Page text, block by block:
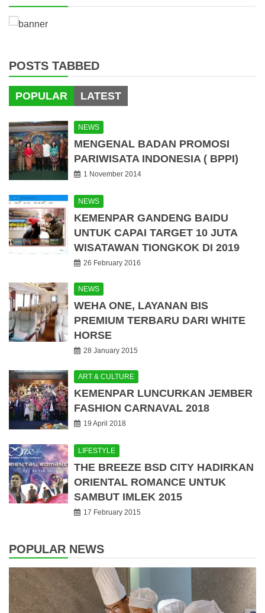
POSTS TABBED
POPULAR LATEST
NEWS
MENGENAL BADAN PROMOSI
PARIWISATA INDONESIA ( BPPI)
1 November 2014
NEWS
KEMENPAR GANDENG BAIDU
UNTUK CAPAI TARGET 10 JUTA
WISATAWAN TIONGKOK DI 2019
26 February 2016
NEWS
WEHA ONE, LAYANAN BIS
PREMIUM TERBARU DARI WHITE
HORSE
28 January 2015
ART & CULTURE
KEMENPAR LUNCURKAN JEMBER
FASHION CARNAVAL 2018
19 April 2018
LIFESTYLE
THE BREEZE BSD CITY HADIRKAN
ORIENTAL ROMANCE UNTUK
SAMBUT IMLEK 2015
17 February 2015
POPULAR NEWS